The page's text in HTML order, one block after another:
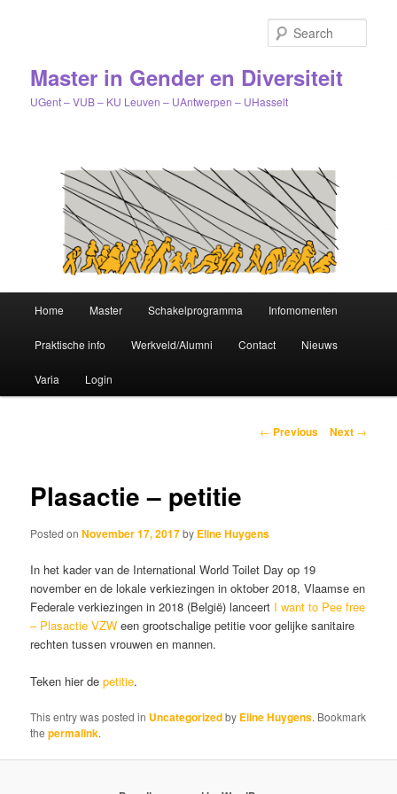
Master in Gender en Diversiteit
UGent – VUB – KU Leuven – UAntwerpen – UHasselt
Skip
to
primary
Home Master Schakelprogramma Infomomenten
Praktische info Werkveld/Alumni Contact Nieuws
Varia Login
Post
← Previous Next →
Plasactie – petitie
Posted onNovember 17, 2017by Eline Huygens
In het kader van de International World Toilet Day op 19
november en de lokale verkiezingen in oktober 2018, Vlaamse en
Federale verkiezingen in 2018 (België) lanceert I want to Pee free
– Plasactie VZW een grootschalige petitie voor gelijke sanitaire
rechten tussen vrouwen en mannen.
Teken hier depetitie.
This entry was posted in Uncategorizedby Eline Huygens. Bookmark
thepermalink.